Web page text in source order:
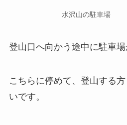
水沢山の駐車場
登山口へ向かう途中に駐車場
こちらに停めて、登山する
いです。